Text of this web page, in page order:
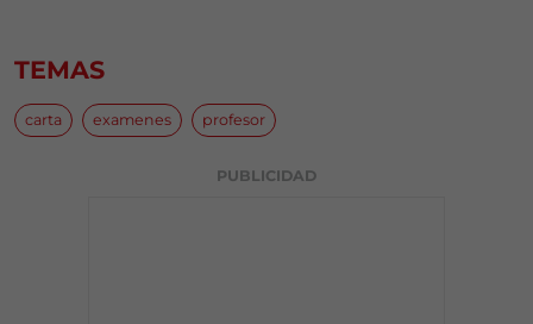
TEMAS
carta examenes profesor
PUBLICIDAD